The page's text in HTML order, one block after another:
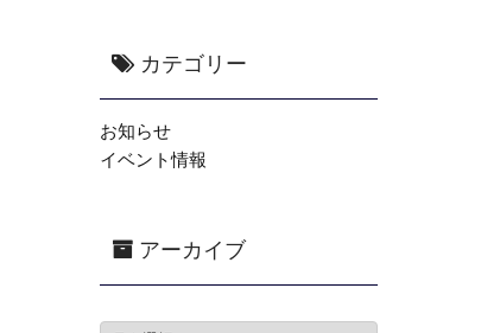
カテゴリー
お知らせ
イベント情報
アーカイブ